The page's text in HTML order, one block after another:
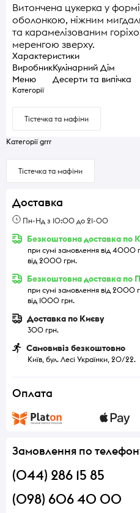
Витончена цукерка у
оболонкою, ніжним
та карамелізованим
меренгою зверху.
Характеристики
ВиробникКулінарний Дім
Меню
Десерти та випічка
Категорії
Тістечка та мафіни
Категорії grrr
Тістечка та мафіни
Доставка
Пн-Нд з 10:00 до 21-00
Безкоштовна доставка по
при сумі замовлення від 4000
від 2000 грн.
Безкоштовна доставка по
при сумі замовлення від 2000
від 1000 грн.
Доставка по Києву
300 грн.
Самовивіз безкоштовно
Київ, бул. Лесі Українки, 20/22.
Оплата
Замовлення по
(044) 286 15 85
(098) 606 40 00